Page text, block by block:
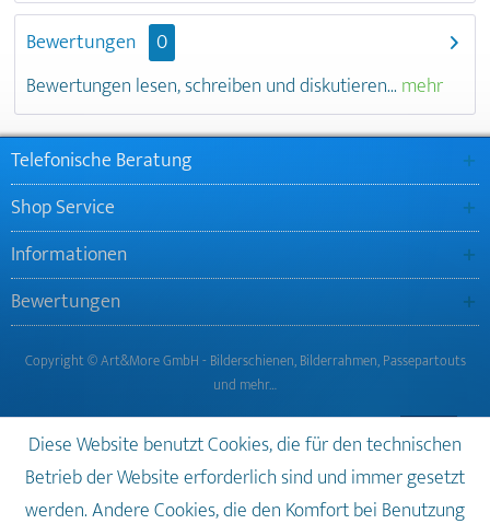
Bewertungen
0
Bewertungen lesen, schreiben und diskutieren... mehr
Telefonische Beratung
Shop Service
Informationen
Bewertungen
Copyright © Art&More GmbH - Bilderschienen, Bilderrahmen, Passepartouts
und mehr…
Diese Website benutzt Cookies, die für den technischen
Betrieb der Website erforderlich sind und immer gesetzt
werden. Andere Cookies, die den Komfort bei Benutzung